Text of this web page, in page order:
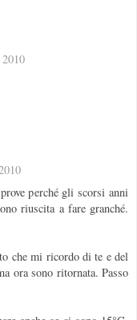
perché gli scorsi anni
riuscita a fare granché.
che mi ricordo di te e del
ora sono ritornata. Passo